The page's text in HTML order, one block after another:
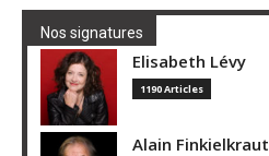
Nos signatures
Elisabeth Lévy
1190 Articles
Alain Finkielkraut